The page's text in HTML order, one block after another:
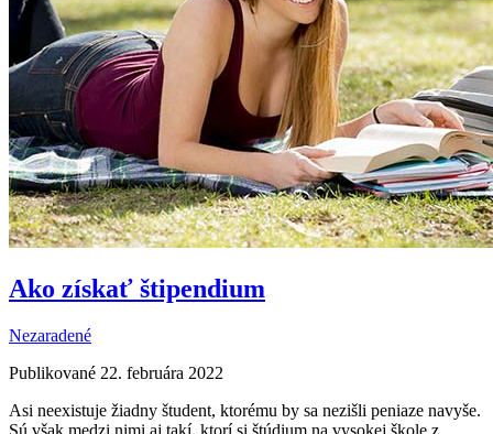
Ako získať štipendium
Nezaradené
Publikované 22. februára 2022
Asi neexistuje žiadny študent, ktorému by sa nezišli peniaze navyše.
Sú však medzi nimi aj takí, ktorí si štúdium na vysokej škole z